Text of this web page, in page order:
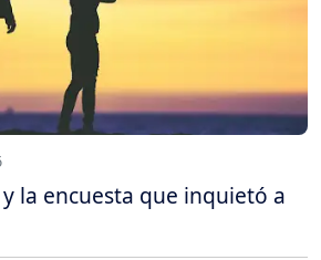
la encuesta que inquietó a